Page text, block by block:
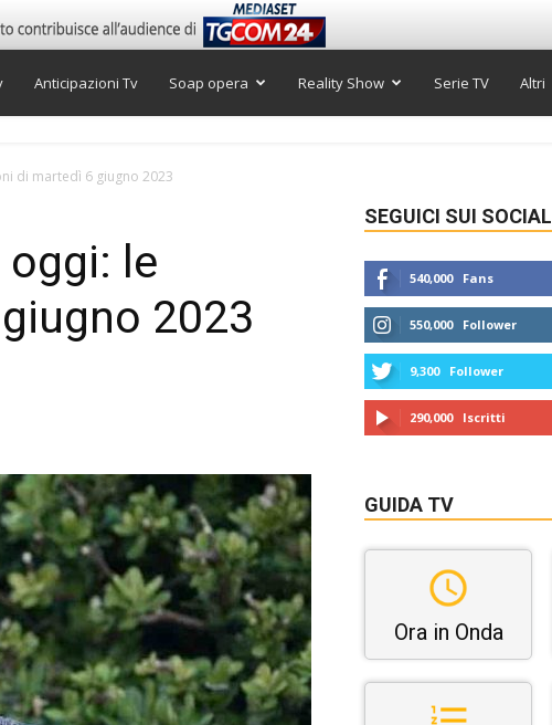
Anticipazioni Tv Soap opera Reality Show Serie TV Altri
di martedì 6 giugno 2023
le
2023
SEGUICI SUI SOCIAL
540,000 Fans
550,000 Follower
9,300 Follower
290,000 Iscritti
GUIDA TV
Ora in Onda